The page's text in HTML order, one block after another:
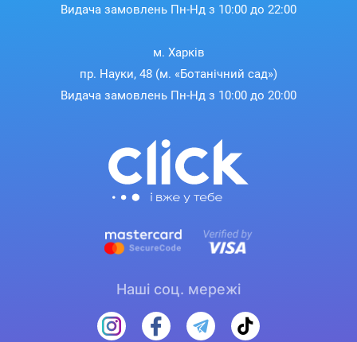
Видача замовлень Пн-Нд з 10:00 до 22:00
м. Харків
пр. Науки, 48 (м. «Ботанічний сад»)
Видача замовлень Пн-Нд з 10:00 до 20:00
Наші соц. мережі